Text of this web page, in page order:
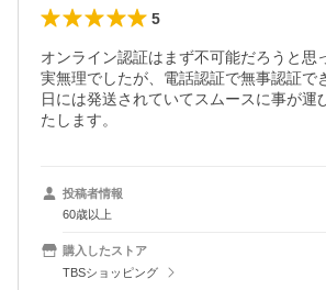
5
オンライン認証はまず不可能だろうと思
実無理でしたが、電話認証で無事認証で
日には発送されていてスムースに事が運
たします。
投稿者情報
60歳以上
購入したストア
TBSショッピング